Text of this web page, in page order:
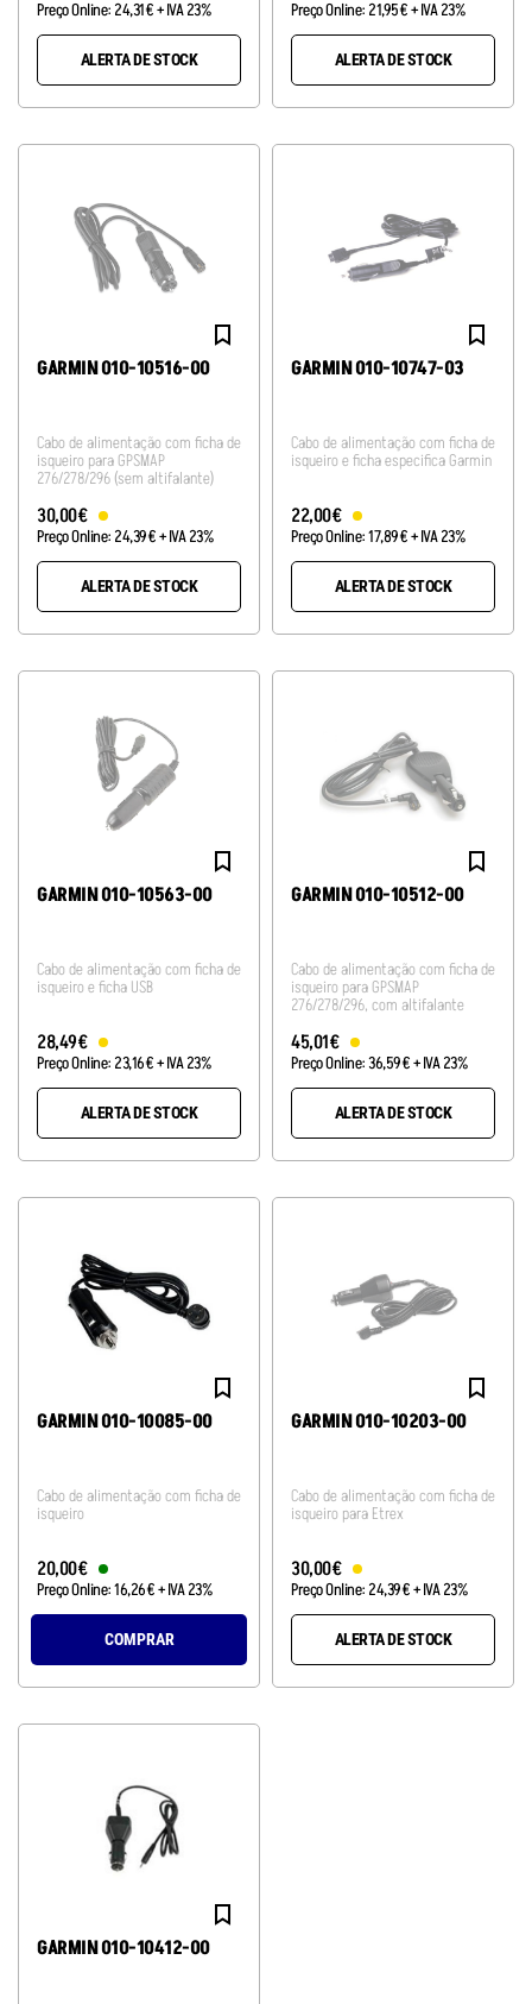
Preço Online: 24,31€+ IVA 23%
ALERTA DE STOCK
Preço Online: 21,95€+ IVA 23%
ALERTA DE STOCK
GARMIN 010-10516-00
Cabo de alimentação com ficha de
isqueiro para GPSMAP
276/278/296 (sem altifalante)
30,00€
Preço Online: 24,39€+ IVA 23%
ALERTA DE STOCK
GARMIN 010-10747-03
Cabo de alimentação com ficha de
isqueiro e ficha especifica Garmin
22,00€
Preço Online:17,89€+ IVA 23%
ALERTA DE STOCK
GARMIN 010-10563-00
Cabo de alimentação com ficha de
isqueiro e ficha USB
28,49€
Preço Online: 23,16€+ IVA 23%
ALERTA DE STOCK
GARMIN 010-10512-00
Cabo de alimentação com ficha de
isqueiro para GPSMAP
276/278/296, com altifalante
45,01€
Preço Online:36,59€+ IVA 23%
ALERTA DE STOCK
GARMIN 010-10085-00
Cabo de alimentação com ficha de
isqueiro
20,00€
Preço Online:16,26€+ IVA 23%
COMPRAR
GARMIN 010-10203-00
Cabo de alimentação com ficha de
isqueiro para Etrex
30,00€
Preço Online: 24,39€+ IVA 23%
ALERTA DE STOCK
GARMIN 010-10412-00